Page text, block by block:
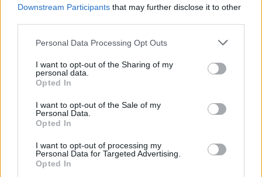
Downstream Participants that may further disclose it to other
Personal Data Processing Opt Outs
I want to opt-out of the Sharing of my
personal data.
Opted In
I want to opt-out of the Sale of my
Personal Data.
Opted In
I want to opt-out of processing my
Personal Data for Targeted Advertising.
Opted In
Veteran Treasure
Hunter
Apri il 50% di tutti gli
scrigni
Legendary Treasure Apri il 100% di tutti gli
Adventurous
Wayfarer
Hai visitato tutti i luoghi
Navigazione
PRECEDENTE
Final Fantasy I – Lista
SEGUENTE